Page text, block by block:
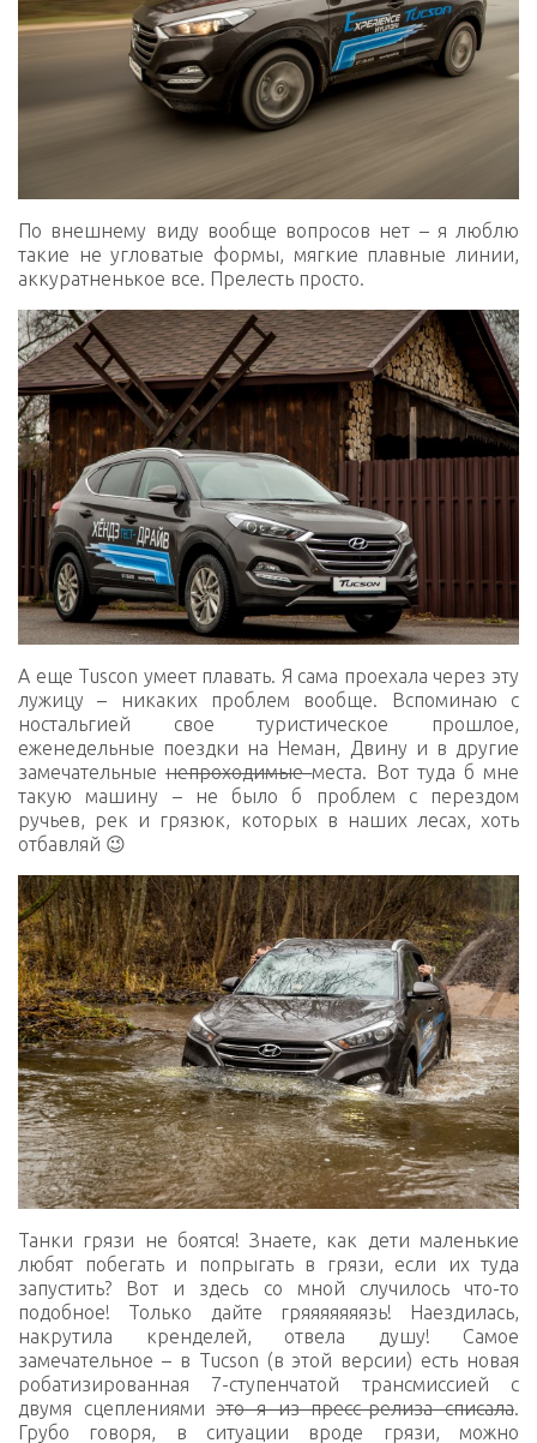
По внешнему виду вообще вопросов нет – я люблю
такие не угловатые формы, мягкие плавные линии,
аккуратненькое все. Прелесть просто.
А еще Tuscon умеет плавать. Я сама проехала через эту
лужицу – никаких проблем вообще. Вспоминаю с
ностальгией свое туристическое прошлое,
еженедельные поездки на Неман, Двину и в другие
замечательныенепроходимыеместа. Вот туда б мне
такую машину – не было б проблем с перездом
ручьев, рек и грязюк, которых в наших лесах, хоть
отбавляй 😉
Танки грязи не боятся! Знаете, как дети маленькие
любят побегать и попрыгать в грязи, если их туда
запустить? Вот и здесь со мной случилось что-то
подобное! Только дайте гряяяяяяязь! Наездилась,
накрутила кренделей, отвела душу! Самое
замечательное – в Tucson (в этой версии) есть новая
робатизированная 7-ступенчатой трансмиссией с
двумя сцеплениямиэто я из пресс-релиза списала.
Грубо говоря, в ситуации вроде грязи, можно